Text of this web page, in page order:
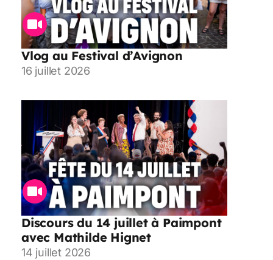
Vlog au Festival d’Avignon
16 juillet 2026
Discours du 14 juillet à Paimpont
avec Mathilde Hignet
14 juillet 2026